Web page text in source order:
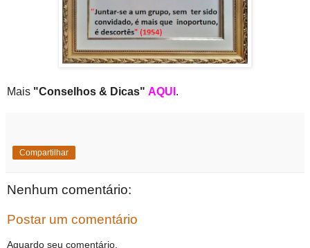
Mais "Conselhos & Dicas" AQUI .
Compartilhar
Nenhum comentário:
Postar um comentário
Aguardo seu comentário.